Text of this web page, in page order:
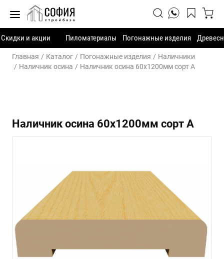
Скидки и акции Пиломатериалы Погонажные изделия
Главная Каталог Погонажные изделия
Наличники
Наличник осина
Наличник осина 60х1200мм сорт А
Наличник осина 60х1200мм сорт А